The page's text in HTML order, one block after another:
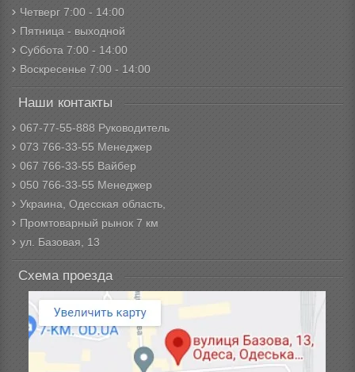
Четверг 7:00 - 14:00
Пятница - выходной
Суббота 7:00 - 14:00
Воскресенье 7:00 - 14:00
Наши контакты
067-77-55-888 Руководитель
073 766-33-55 Менеджер
067 766-33-55 Вайбер
050 766-33-55 Менеджер
Украина, Одесская область,
Промтоварный рынок 7 км
ул. Базовая, 13
Схема проезда